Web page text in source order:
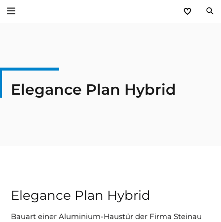
Unternehmen
Elegance Plan Hybrid
Elegance Plan Hybrid
Bauart einer Aluminium-Haustür der Firma Steinau